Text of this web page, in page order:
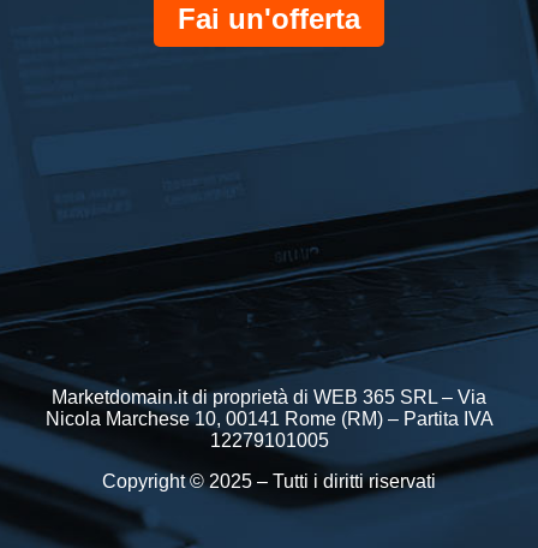
Fai un'offerta
Marketdomain.it di proprietà di WEB 365 SRL – Via
Nicola Marchese 10, 00141 Rome (RM) – Partita IVA
12279101005
Copyright © 2025 – Tutti i diritti riservati